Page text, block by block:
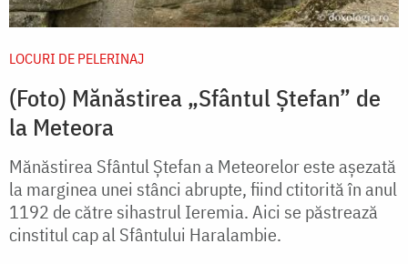
LOCURI DE PELERINAJ
(Foto) Mănăstirea „Sfântul Ștefan” de
la Meteora
Mănăstirea Sfântul Ștefan a Meteorelor este așezată
la marginea unei stânci abrupte, fiind ctitorită în anul
1192 de către sihastrul Ieremia. Aici se păstrează
cinstitul cap al Sfântului Haralambie.